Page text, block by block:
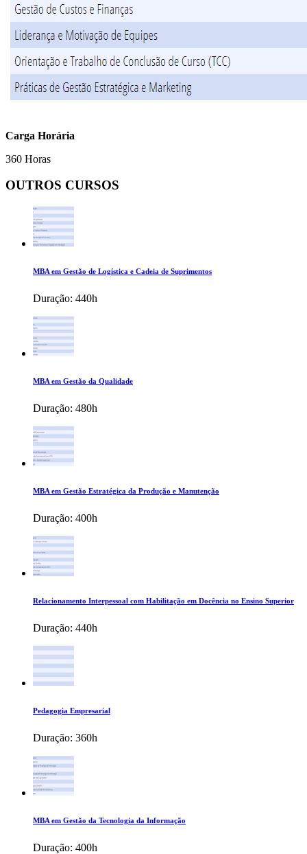
Carga Horária
360 Horas
OUTROS CURSOS
MBA em Gestão de Logística e Cadeia de Suprimentos
Duração: 440h
MBA em Gestão da Qualidade
Duração: 480h
MBA em Gestão Estratégica da Produção e Manutenção
Duração: 400h
Relacionamento Interpessoal com Habilitação em Docência no Ensino Superior
Duração: 440h
Pedagogia Empresarial
Duração: 360h
MBA em Gestão da Tecnologia da Informação
Duração: 400h